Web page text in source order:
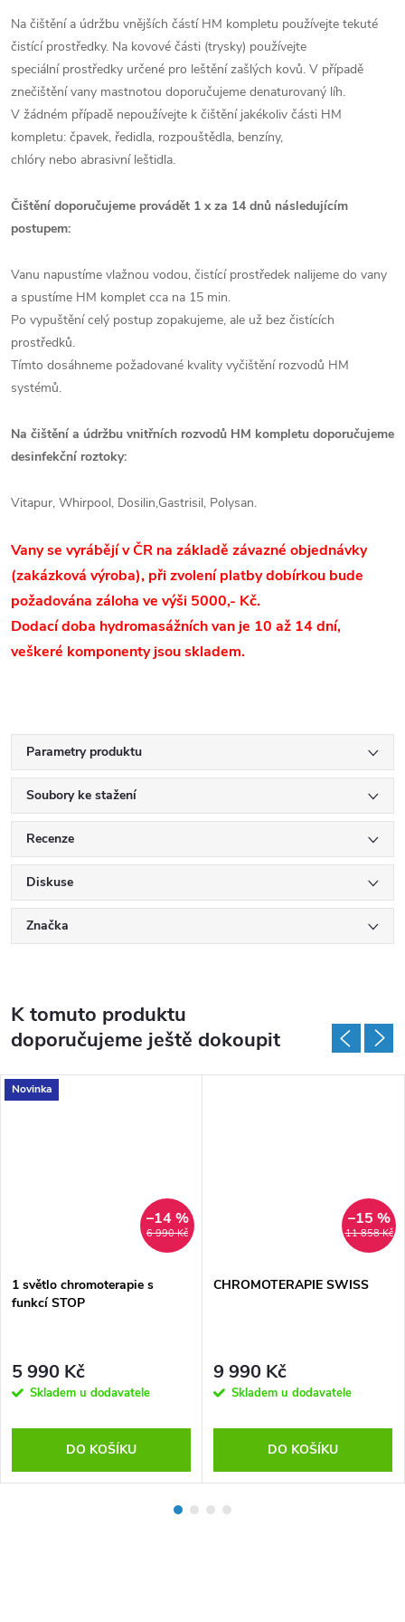
Na čištění a údržbu vnějších částí HM kompletu používejte tekuté
čistící prostředky. Na kovové části (trysky) používejte
speciální prostředky určené pro leštění zašlých kovů. V případě
znečištění vany mastnotou doporučujeme denaturovaný líh.
V žádném případě nepoužívejte k čištění jakékoliv části HM
kompletu: čpavek, ředidla, rozpouštědla, benzíny,
chlóry nebo abrasivní leštidla.
Čištění doporučujeme provádět 1 x za 14 dnů následujícím
postupem:
Vanu napustíme vlažnou vodou, čistící prostředek nalijeme do vany
a spustíme HM komplet cca na 15 min.
Po vypuštění celý postup zopakujeme, ale už bez čistících
prostředků.
Tímto dosáhneme požadované kvality vyčištění rozvodů HM
systémů.
Na čištění a údržbu vnitřních rozvodů HM kompletu doporučujeme
desinfekční roztoky:
Vitapur, Whirpool, Dosilin,Gastrisil, Polysan.
Vany se vyrábějí v ČR na základě závazné objednávky
(zakázková výroba), při zvolení platby dobírkou bude
požadována záloha ve výši 5000,- Kč.
Dodací doba hydromasážních van je 10 až 14 dní,
veškeré komponenty jsou skladem.
Parametry produktu
Soubory ke stažení
Recenze
Diskuse
Značka
K tomuto produktu
doporučujeme ještě dokoupit
Novinka
6 990 Kč
–14 %
1 světlo chromoterapie s
funkcí STOP
5 990 Kč
Skladem u dodavatele
DO KOŠÍKU
11 858 Kč
–15 %
CHROMOTERAPIE SWISS
9 990 Kč
Skladem u dodavatele
DO KOŠÍKU